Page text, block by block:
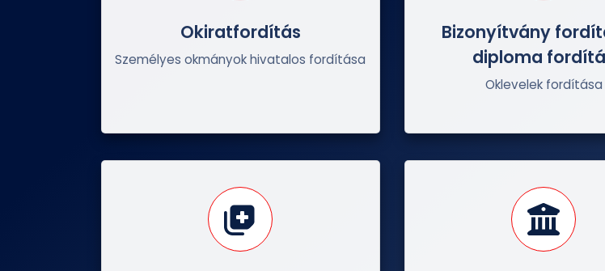
Okiratfordítás
Személyes okmányok hivatalos fordítása
Bizonyítvány
diploma
Oklevelek fordítása